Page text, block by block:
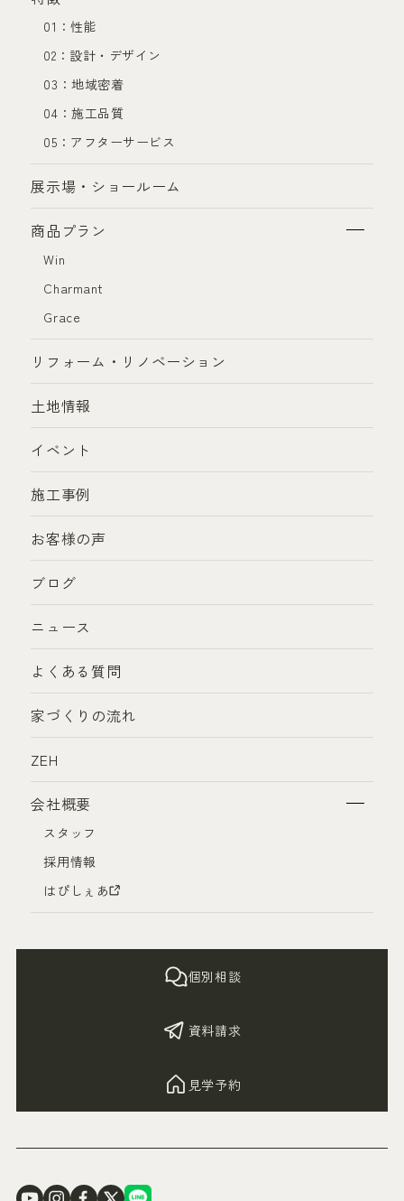
個別相談
資料請求
見学予約
01：性能
02：設計・デザイン
03：地域密着
04：施工品質
05：アフターサービス
展示場・ショールーム
商品プラン
Win
Charmant
Grace
リフォーム・リノベーション
土地情報
イベント
施工事例
お客様の声
ブログ
ニュース
よくある質問
家づくりの流れ
ZEH
会社概要
スタッフ
採用情報
はぴしぇあ